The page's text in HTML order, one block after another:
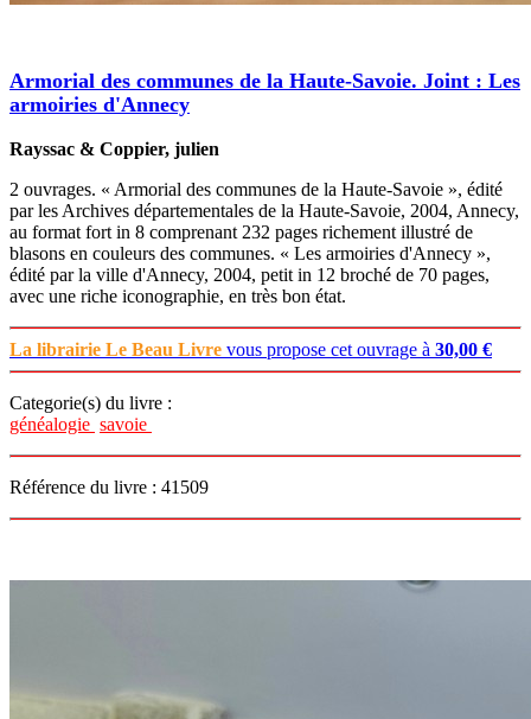
Armorial des communes de la Haute-Savoie. Joint : Les
armoiries d'Annecy
Rayssac & Coppier, julien
2 ouvrages. « Armorial des communes de la Haute-Savoie », édité
par les Archives départementales de la Haute-Savoie, 2004, Annecy,
au format fort in 8 comprenant 232 pages richement illustré de
blasons en couleurs des communes. « Les armoiries d'Annecy »,
édité par la ville d'Annecy, 2004, petit in 12 broché de 70 pages,
avec une riche iconographie, en très bon état.
La librairie Le Beau Livre vous propose cet ouvrage à 30,00 €
Categorie(s) du livre :
généalogie savoie
Référence du livre : 41509